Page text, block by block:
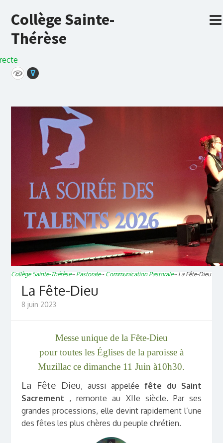
Collège Sainte-
Thérèse
⊽
Collège Sainte-Thérèse~ Pastorale~ Communication Pastorale~ La Fête-Dieu
La Fête-Dieu
8 juin 2023
Messe unique de la Fête-Dieu
pour toutes les Églises de la paroisse à
Muzillac ce dimanche 11 Juin à10h30.
La Fête Dieu, aussi appeléefête du Saint
Sacrement , remonte au XIIe siècle. Par ses
grandes processions, elle devint rapidement l’une
des fêtes les plus chères du peuple chrétien.